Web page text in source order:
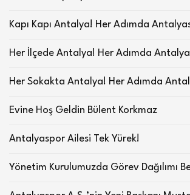
Kapı Kapı Antalya! Her Adımda
Her İlçede Antalya! Her Adımda
Her Sokakta Antalya! Her Adımda
Evine Hoş Geldin Bülent Korkmaz
Antalyaspor Ailesi Tek Yürek!
Yönetim Kurulumuzda Görev Dağılımı